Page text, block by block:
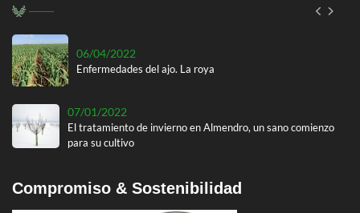
06/04/2022
Enfermedades del ajo. La roya
07/01/2022
El tratamiento de invierno en Almendro, un sano comienzo
para su cultivo
16/12/2021
Compromiso & Sostenibilidad